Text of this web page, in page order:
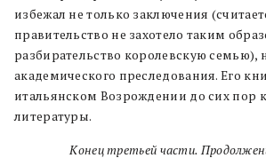
избежал не только заключения
правительство не захотело таким
разбирательство королевскую семью),
академического преследования. Его
итальянском Возрождении до сих пор
литературы.
Конец третьей части.